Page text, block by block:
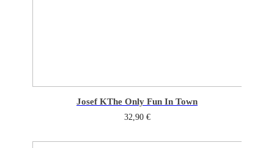
Josef KThe Only Fun In Town
32,90 €